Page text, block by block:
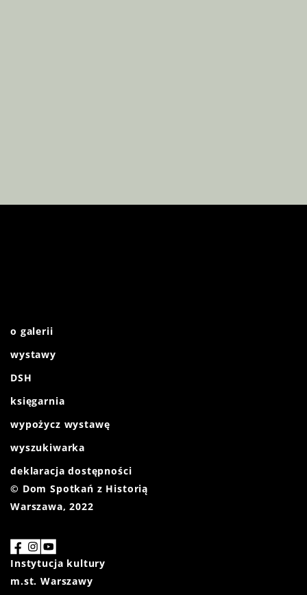
o galerii
wystawy
DSH
księgarnia
wypożycz wystawę
wyszukiwarka
deklaracja dostępności
© Dom Spotkań z Historią
Instytucja kultury